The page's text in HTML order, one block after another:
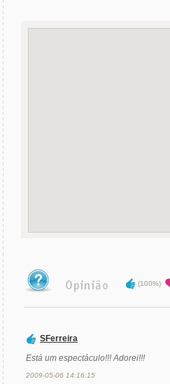
(100%)
SFerreira
Está um espectáculo!!! Adorei!!!
2009-05-06 14:16:15